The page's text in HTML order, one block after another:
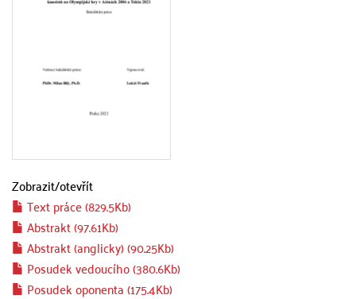
Zobrazit/otevřít
Text práce (829.5Kb)
Abstrakt (97.61Kb)
Abstrakt (anglicky) (90.25Kb)
Posudek vedoucího (380.6Kb)
Posudek oponenta (175.4Kb)